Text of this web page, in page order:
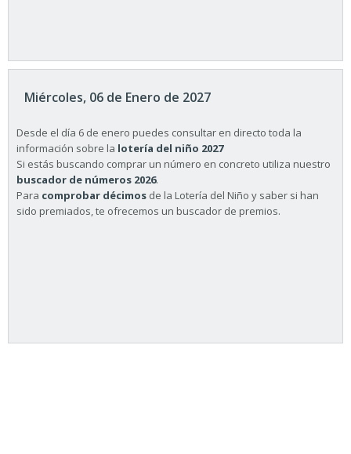
Miércoles, 06 de Enero de 2027
Desde el día 6 de enero puedes consultar en directo toda la
información sobre la lotería del niño 2027
Si estás buscando comprar un número en concreto utiliza nuestro
buscador de números 2026.
Para comprobar décimos de la Lotería del Niño y saber si han
sido premiados, te ofrecemos un buscador de premios.